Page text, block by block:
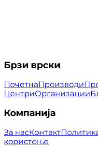
Брзи врски
ПочетнаПроизводи
ЦентриОрганизации
Компанија
За насКонтакт
користење